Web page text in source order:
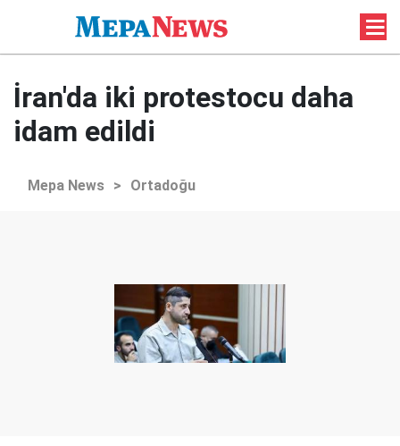
İran'da iki protestocu daha
idam edildi
Mepa News > Ortadoğu